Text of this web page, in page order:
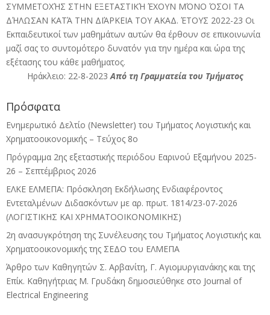
ΣΥΜΜΕΤΟΧΉΣ ΣΤΗΝ ΕΞΕΤΑΣΤΙΚΉ ΈΧΟΥΝ ΜΌΝΟ ΌΣΟΙ ΤΑ
ΔΉΛΩΣΑΝ ΚΑΤΆ ΤΗΝ ΔΙΆΡΚΕΙΑ ΤΟΥ ΑΚΑΔ. ΈΤΟΥΣ 2022-23 Οι
Εκπαιδευτικοί των μαθημάτων αυτών θα έρθουν σε επικοινωνία
μαζί σας το συντομότερο δυνατόν για την ημέρα και ώρα της
εξέτασης του κάθε μαθήματος.
Ηράκλειο: 22-8-2023Από τη Γραμματεία του Τμήματος
Πρόσφατα
Ενημερωτικό Δελτίο (Newsletter) του Τμήματος Λογιστικής και
Χρηματοοικονομικής – Τεύχος 8ο
Πρόγραμμα 2ης εξεταστικής περιόδου Eαρινού Eξαμήνου 2025-
26 – Σεπτέμβριος 2026
ΕΛΚΕ ΕΛΜΕΠΑ: Πρόσκληση Εκδήλωσης Ενδιαφέροντος
Εντεταλμένων Διδασκόντων με αρ. πρωτ. 1814/23-07-2026
(ΛΟΓΙΣΤΙΚΗΣ ΚΑΙ ΧΡΗΜΑΤΟΟΙΚΟΝΟΜΙΚΗΣ)
2η ανασυγκρότηση της Συνέλευσης του Τμήματος Λογιστικής και
Χρηματοοικονομικής της ΣΕΔΟ του ΕΛΜΕΠΑ
Άρθρο των Καθηγητών Σ. Αρβανίτη, Γ. Αγιομυργιανάκης και της
Επίκ. Καθηγήτριας Μ. Γρυδάκη δημοσιεύθηκε στο Journal of
Electrical Engineering